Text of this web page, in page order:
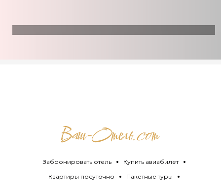
Забронировать отель
Купить авиабилет
Квартиры посуточно
Пакетные туры